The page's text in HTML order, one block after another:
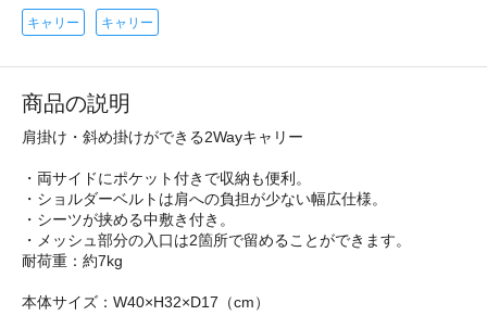
キャリー キャリー
商品の説明
肩掛け・斜め掛けができる2Wayキャリー
・両サイドにポケット付きで収納も便利。
・ショルダーベルトは肩への負担が少ない幅広仕様。
・シーツが挟める中敷き付き。
・メッシュ部分の入口は2箇所で留めることができます。
耐荷重：約7kg
本体サイズ：W40×H32×D17（cm）